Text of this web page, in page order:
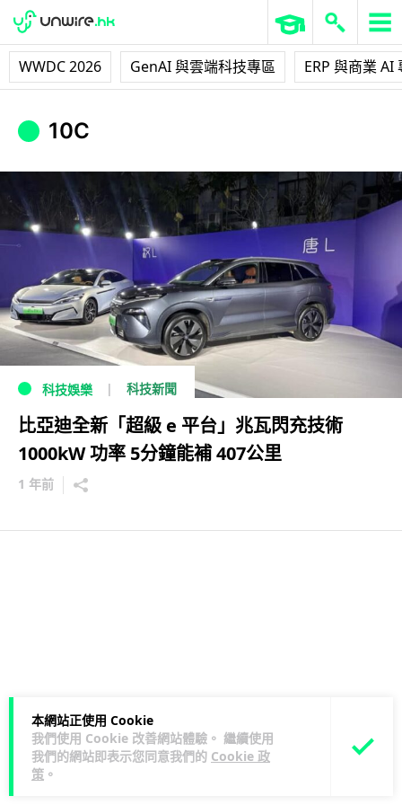
WWDC 2026 GenAI 與雲端科技專區 ERP 與商業 AI
本網站正使用 Cookie
我們使用 Cookie 改善網站體驗。 繼續使用
我們的網站即表示您同意我們的 Cookie 政
策 。
10C
科技娛樂 科技新聞
比亞迪全新「超級 e 平台」兆瓦閃充技術
1000kW 功率 5分鐘能補 407公里
1 年前